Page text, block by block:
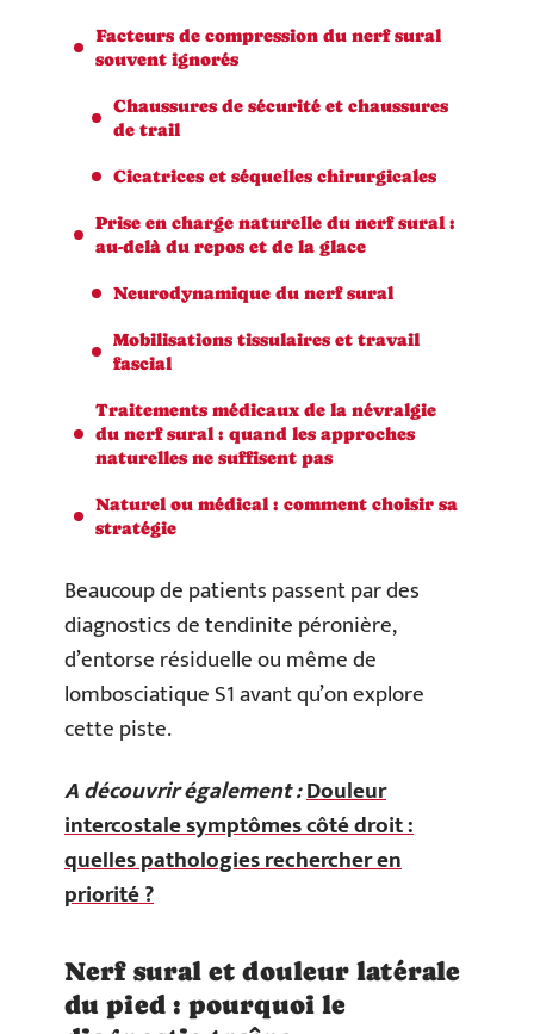
Facteurs de compression du nerf sural
souvent ignorés
Chaussures de sécurité et chaussures
de trail
Cicatrices et séquelles chirurgicales
Prise en charge naturelle du nerf sural :
au-delà du repos et de la glace
Neurodynamique du nerf sural
Mobilisations tissulaires et travail
fascial
Traitements médicaux de la névralgie
du nerf sural : quand les approches
naturelles ne suffisent pas
Naturel ou médical : comment choisir sa
stratégie
Beaucoup de patients passent par des
diagnostics de tendinite péronière,
d’entorse résiduelle ou même de
lombosciatique S1 avant qu’on explore
cette piste.
A découvrir également :Douleur
intercostale symptômes côté droit :
quelles pathologies rechercher en
priorité ?
Nerf sural et douleur latérale
du pied : pourquoi le